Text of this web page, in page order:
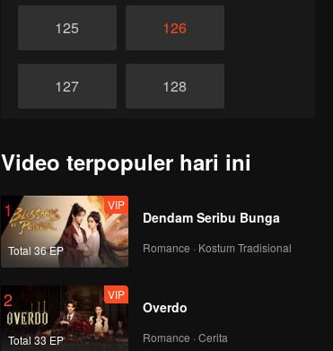
125 126
127 128
131
133
135 136
Video terpopuler hari ini
1
Total 36 EP
VIP
Dendam Seribu Bunga
Romance · Kostum Tradisional
2
Total 33 EP
VIP
Overdo
Romance · Cerita